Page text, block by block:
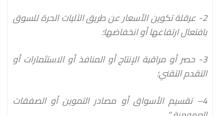
2- عرقلة تكوين الأسعار عن طريق الآليات الحرة للسوق
بافتعال ارتفاعها أو انخفاضها؛
3- حصر أو مراقبة الإنتاج أو المنافذ أو الاستثمارات أو
التقدم التقني؛
4– تقسيم الأسواق أو مصادر التموين أو الصفقات